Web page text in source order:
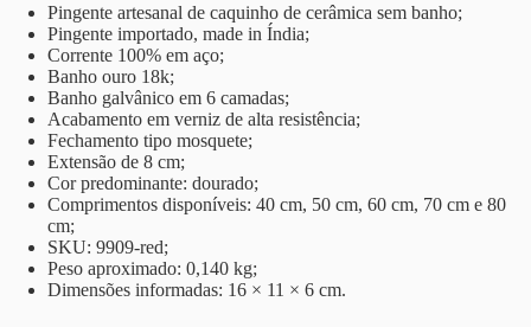
Pingente artesanal de caquinho de cerâmica sem banho;
Pingente importado, made in Índia;
Corrente 100% em aço;
Banho ouro 18k;
Banho galvânico em 6 camadas;
Acabamento em verniz de alta resistência;
Fechamento tipo mosquete;
Extensão de 8 cm;
Cor predominante: dourado;
Comprimentos disponíveis: 40 cm, 50 cm, 60 cm, 70 cm e 80
cm;
SKU: 9909-red;
Peso aproximado: 0,140 kg;
Dimensões informadas: 16 × 11 × 6 cm.